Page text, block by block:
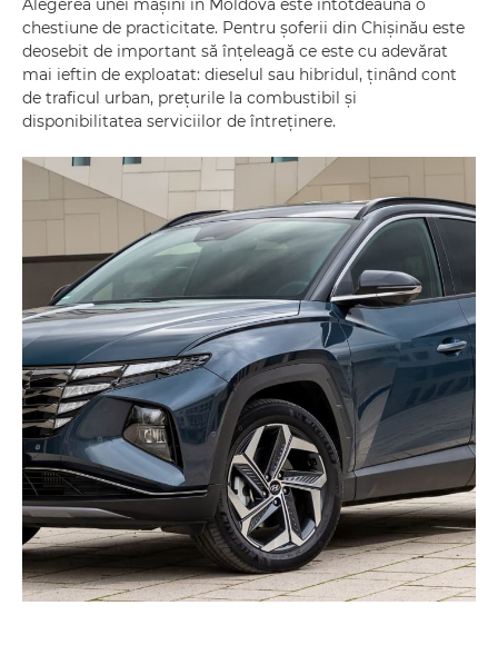
Alegerea unei mașini în Moldova este întotdeauna o
chestiune de practicitate. Pentru șoferii din Chișinău este
deosebit de important să înțeleagă ce este cu adevărat
mai ieftin de exploatat: dieselul sau hibridul, ținând cont
de traficul urban, prețurile la combustibil și
disponibilitatea serviciilor de întreținere.